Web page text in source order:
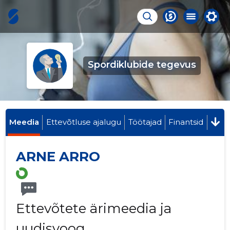
Spordiklubide tegevus
Meedia Ettevõtluse ajalugu Töötajad Finantsid
ARNE ARRO
Ettevõtete ärimeedia ja